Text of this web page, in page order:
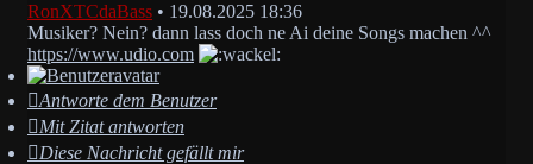
RonXTCdaBass • 19.08.2025 18:36
Musiker? Nein? dann lass doch ne Ai deine Songs machen ^^
https://www.udio.com
Antworte dem Benutzer
Mit Zitat antworten
Diese Nachricht gefällt mir